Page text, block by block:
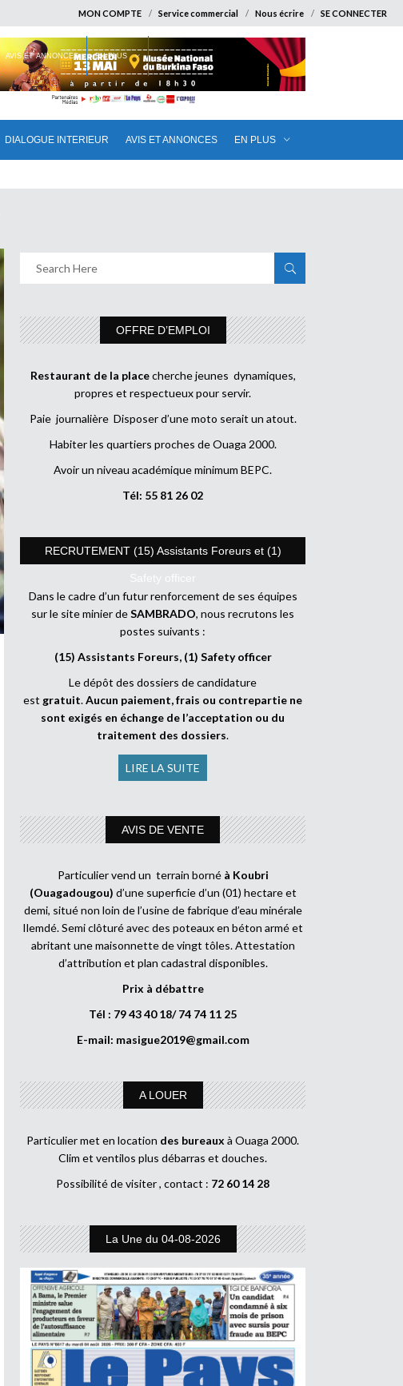
MON COMPTE Service commercial Nous écrire SE CONNECTER
DIALOGUE INTERIEUR AVIS ET ANNONCES EN PLUS
AVIS ET ANNONCES EN PLUS
OFFRE D’EMPLOI
Restaurant de la placecherche jeunes dynamiques,
propres et respectueux pour servir.
Paie journalière Disposer d’une moto serait un atout.
Habiter les quartiers proches de Ouaga 2000.
Avoir un niveau académique minimum BEPC.
Tél: 55 81 26 02
RECRUTEMENT (15) Assistants Foreurs et (1)
Safety officer
Dans le cadre d’un futur renforcement de ses équipes
sur le site minier deSAMBRADO, nous recrutons les
postes suivants :
(15) Assistants Foreurs, (1) Safety officer
Le dépôt des dossiers de candidature
est gratuit.Aucun paiement, frais ou contrepartie ne
sont exigés en échange de l’acceptation ou du
traitement des dossiers.
LIRE LA SUITE
AVIS DE VENTE
Particulier vend un terrain borné à Koubri
(Ouagadougou) d’une superficie d’un (01) hectare et
demi, situé non loin de l’usine de fabrique d’eau minérale
Ilemdé. Semi clôturé avec des poteaux en béton armé et
abritant une maisonnette de vingt tôles. Attestation
d’attribution et plan cadastral disponibles.
Prix à débattre
Tél : 79 43 40 18/ 74 74 11 25
E-mail: masigue2019@gmail.com
A LOUER
Particulier met en location des bureaux à Ouaga 2000.
Clim et ventilos plus débarras et douches.
Possibilité de visiter , contact : 72 60 14 28
La Une du 04-08-2026